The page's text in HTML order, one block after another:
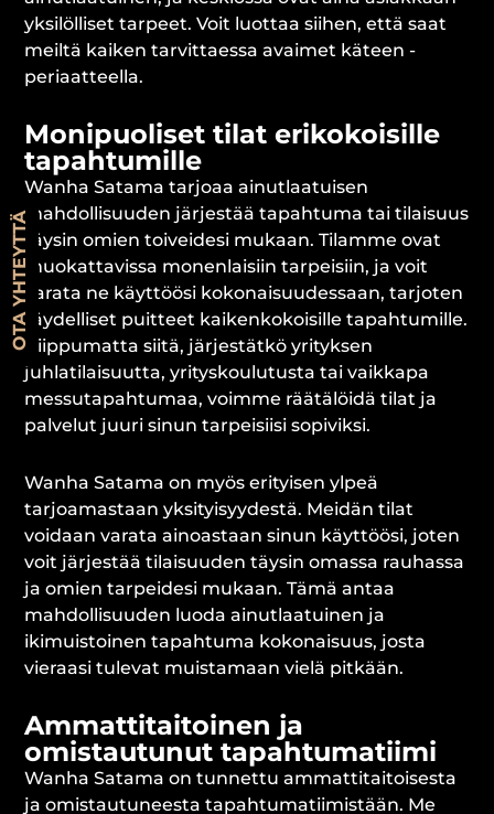
yksilölliset tarpeet. Voit luottaa siihen, että saat
meiltä kaiken tarvittaessa avaimet käteen -
periaatteella.
Monipuoliset tilat erikokoisille
tapahtumille
Wanha Satama tarjoaa ainutlaatuisen
mahdollisuuden järjestää tapahtuma tai tilaisuus
täysin omien toiveidesi mukaan. Tilamme ovat
muokattavissa monenlaisiin tarpeisiin, ja voit
varata ne käyttöösi kokonaisuudessaan, tarjoten
täydelliset puitteet kaikenkokoisille tapahtumille.
Riippumatta siitä, järjestätkö yrityksen
juhlatilaisuutta, yrityskoulutusta tai vaikkapa
messutapahtumaa, voimme räätälöidä tilat ja
palvelut juuri sinun tarpeisiisi sopiviksi.
Wanha Satama on myös erityisen ylpeä
tarjoamastaan yksityisyydestä. Meidän tilat
voidaan varata ainoastaan sinun käyttöösi, joten
voit järjestää tilaisuuden täysin omassa rauhassa
ja omien tarpeidesi mukaan. Tämä antaa
mahdollisuuden luoda ainutlaatuinen ja
ikimuistoinen tapahtuma kokonaisuus, josta
vieraasi tulevat muistamaan vielä pitkään.
Ammattitaitoinen ja
omistautunut tapahtumatiimi
Wanha Satama on tunnettu ammattitaitoisesta
ja omistautuneesta tapahtumatiimistään. Me
OTA YHTEYTTÄ